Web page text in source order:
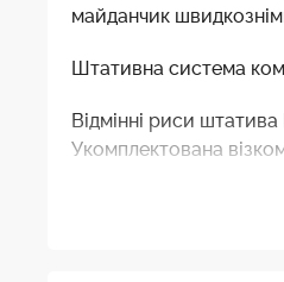
майданчик
Штативна система
Відмінні риси
Укомплектована
Професійний